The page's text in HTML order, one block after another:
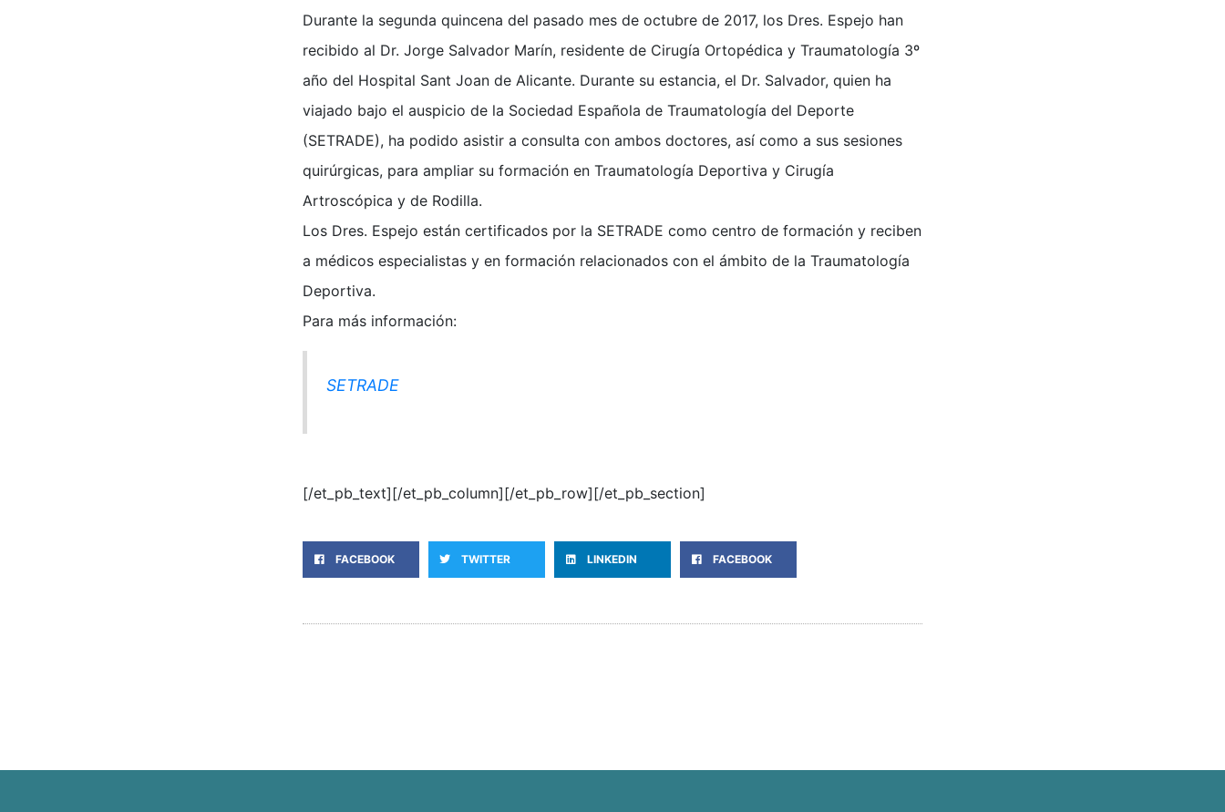
Durante la segunda quincena del pasado mes de octubre de 2017, los Dres. Espejo han
recibido al Dr. Jorge Salvador Marín, residente de Cirugía Ortopédica y Traumatología 3º
año del Hospital Sant Joan de Alicante. Durante su estancia, el Dr. Salvador, quien ha
viajado bajo el auspicio de la Sociedad Española de Traumatología del Deporte
(SETRADE), ha podido asistir a consulta con ambos doctores, así como a sus sesiones
quirúrgicas, para ampliar su formación en Traumatología Deportiva y Cirugía
Artroscópica y de Rodilla.
Los Dres. Espejo están certificados por la SETRADE como centro de formación y reciben
a médicos especialistas y en formación relacionados con el ámbito de la Traumatología
Deportiva.
Para más información:
SETRADE
[/et_pb_text][/et_pb_column][/et_pb_row][/et_pb_section]
FACEBOOK TWITTER LINKEDIN FACEBOOK